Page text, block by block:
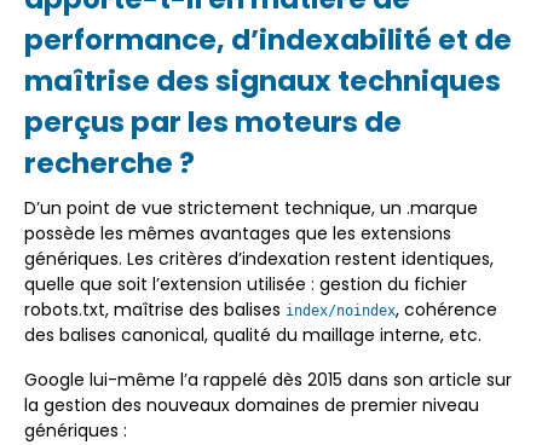
performance, d’indexabilité et de
maîtrise des signaux techniques
perçus par les moteurs de
recherche ?
D’un point de vue strictement technique, un .marque
possède les mêmes avantages que les extensions
génériques. Les critères d’indexation restent identiques,
quelle que soit l’extension utilisée : gestion du fichier
robots.txt, maîtrise des balises index/noindex, cohérence
des balises canonical, qualité du maillage interne, etc.
Google lui-même l’a rappelé dès 2015 dans son article sur
la gestion des nouveaux domaines de premier niveau
génériques :